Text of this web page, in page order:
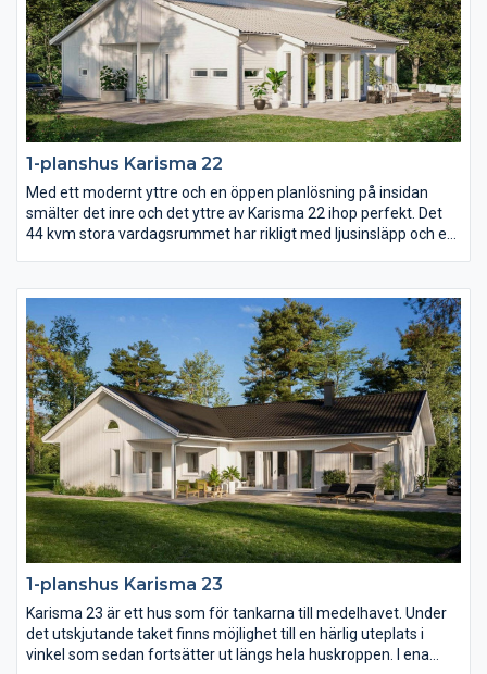
1-planshus Karisma 22
Med ett modernt yttre och en öppen planlösning på insidan
smälter det inre och det yttre av Karisma 22 ihop perfekt. Det
44 kvm stora vardagsrummet har rikligt med ljusinsläpp och ett
långsidan är Karisma 22 ritat för er med vacker utsikt över skog
och mark, vattendrag eller varför inte en fantastiskt mysig
trädgård?
1-planshus Karisma 23
Karisma 23 är ett hus som för tankarna till medelhavet. Under
det utskjutande taket finns möjlighet till en härlig uteplats i
vinkel som sedan fortsätter ut längs hela huskroppen. I ena